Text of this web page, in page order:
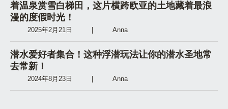
着温泉赏雪白梯田，这片横跨欧亚的土地藏着最浪
漫的度假时光！
2025年2月21日 Anna
潜水爱好者集合！这种浮潜玩法让你的潜水圣地常
去常新！
2024年8月23日 Anna